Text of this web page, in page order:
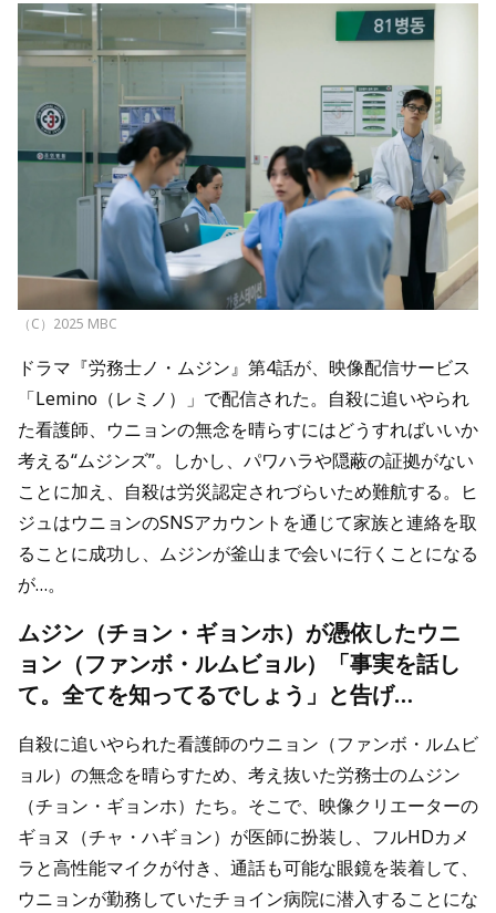
（C）2025 MBC
ドラマ『労務士ノ・ムジン』第4話が、映像配信サービス
「Lemino（レミノ）」で配信された。自殺に追いやられ
た看護師、ウニョンの無念を晴らすにはどうすればいいか
考える“ムジンズ”。しかし、パワハラや隠蔽の証拠がない
ことに加え、自殺は労災認定されづらいため難航する。ヒ
ジュはウニョンのSNSアカウントを通じて家族と連絡を取
ることに成功し、ムジンが釜山まで会いに行くことになる
が…。
ムジン（チョン・ギョンホ）が憑依したウニ
ョン（ファンボ・ルムビョル）「事実を話し
て。全てを知ってるでしょう」と告げ…
自殺に追いやられた看護師のウニョン（ファンボ・ルムビ
ョル）の無念を晴らすため、考え抜いた労務士のムジン
（チョン・ギョンホ）たち。そこで、映像クリエーターの
ギョヌ（チャ・ハギョン）が医師に扮装し、フルHDカメ
ラと高性能マイクが付き、通話も可能な眼鏡を装着して、
ウニョンが勤務していたチョイン病院に潜入することにな